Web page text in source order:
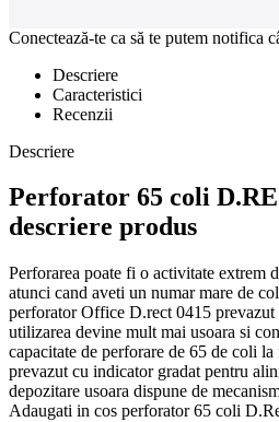
Conectează-te ca să te putem notifica
Descriere
Caracteristici
Recenzii
Descriere
Perforator 65 coli
descriere produs
Perforarea poate fi o activitate extrem
atunci cand aveti un numar mare de
perforator Office D.rect 0415 prevazut
utilizarea devine mult mai usoara si
capacitate de perforare de 65 de coli
prevazut cu indicator gradat pentru
depozitare usoara dispune de
Adaugati in cos perforator 65 coli